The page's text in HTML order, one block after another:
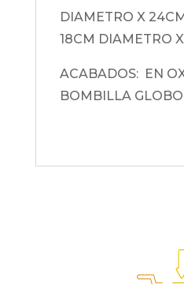
DIAMETRO X
18CM DIAMETRO
ACABADOS: EN
BOMBILLA